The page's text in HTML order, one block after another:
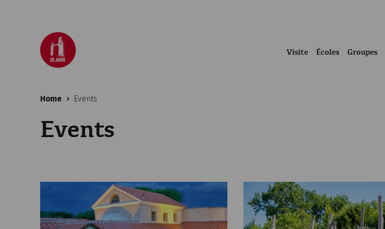
Visite Écoles Groupes
Home Events
Events